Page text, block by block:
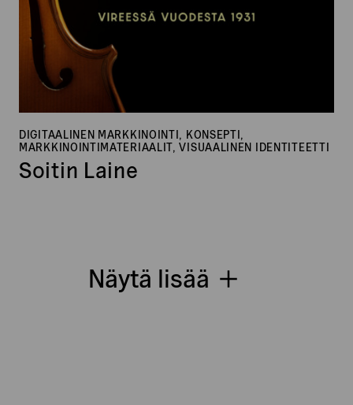
DIGITAALINEN MARKKINOINTI, KONSEPTI,
MARKKINOINTIMATERIAALIT, VISUAALINEN IDENTITEETTI
Soitin Laine
Näytä lisää